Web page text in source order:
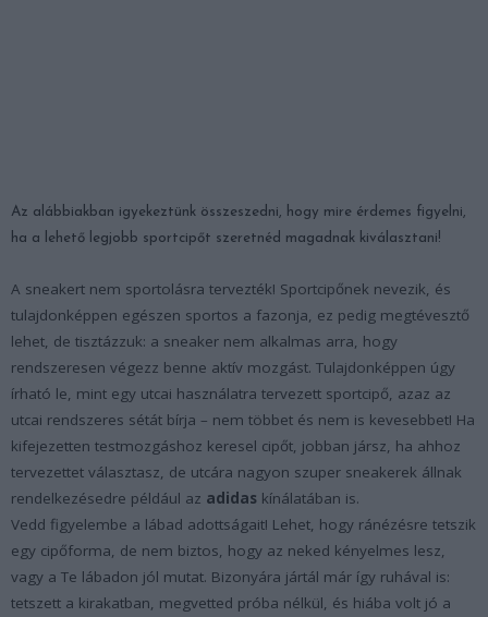
Az alábbiakban igyekeztünk összeszedni, hogy mire érdemes figyelni,
ha a lehető legjobb sportcipőt szeretnéd magadnak kiválasztani!
A sneakert nem sportolásra tervezték! Sportcipőnek nevezik, és
tulajdonképpen egészen sportos a fazonja, ez pedig megtévesztő
lehet, de tisztázzuk: a sneaker nem alkalmas arra, hogy
rendszeresen végezz benne aktív mozgást. Tulajdonképpen úgy
írható le, mint egy utcai használatra tervezett sportcipő, azaz az
utcai rendszeres sétát bírja – nem többet és nem is kevesebbet! Ha
kifejezetten testmozgáshoz keresel cipőt, jobban jársz, ha ahhoz
tervezettet választasz, de utcára nagyon szuper sneakerek állnak
rendelkezésedre például az adidas kínálatában is.
Vedd figyelembe a lábad adottságait! Lehet, hogy ránézésre tetszik
egy cipőforma, de nem biztos, hogy az neked kényelmes lesz,
vagy a Te lábadon jól mutat. Bizonyára jártál már így ruhával is:
tetszett a kirakatban, megvetted próba nélkül, és hiába volt jó a